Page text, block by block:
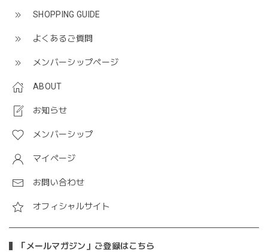
SHOPPING GUIDE
よくあるご質問
メンバーシップページ
ABOUT
お知らせ
メンバーシップ
マイページ
お問い合わせ
オフィシャルサイト
「メールマガジン」ご登録はこちら